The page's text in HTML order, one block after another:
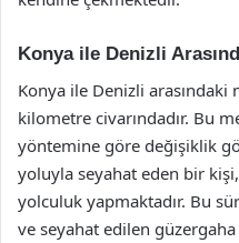
Konya ile Denizli
Konya ile Denizli arasındaki
kilometre civarındadır. Bu
yöntemine göre değişiklik
yoluyla seyahat eden bir
yolculuk yapmaktadır. Bu
ve seyahat edilen